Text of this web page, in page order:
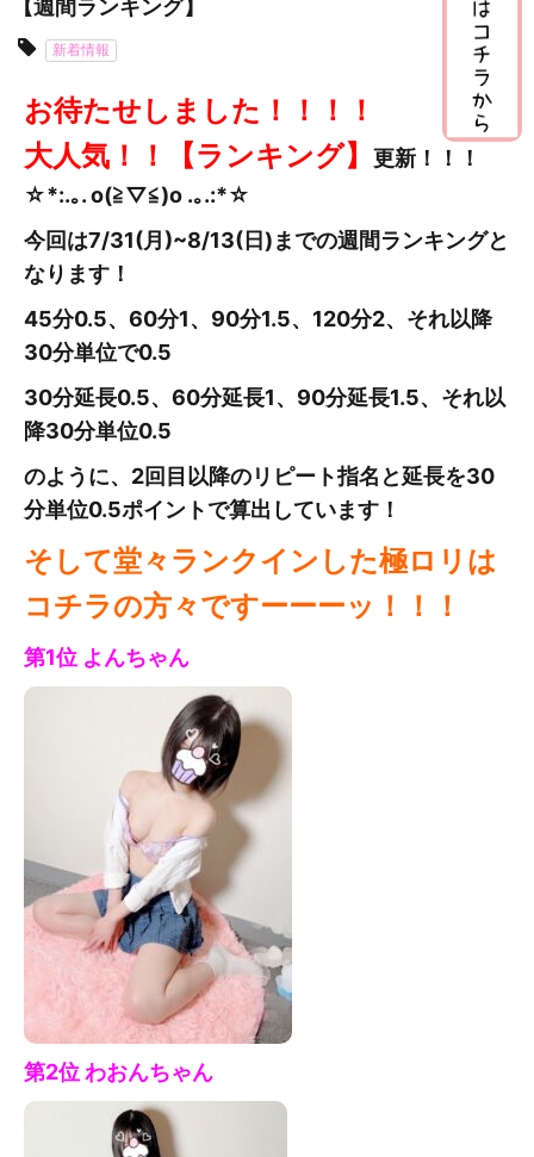
【週間ランキング】
新着情報
お待たせしました！！！！
大人気！！【ランキング】
更新 ！！！
☆*:.｡. o(≧▽≦)o .｡.:*☆
今回は7/31(月)~8/13(日)までの週間ランキングと
なります！
45分0.5、60分1、90分1.5、120分2、それ以降
30分単位で0.5
30分延長0.5、60分延長1、90分延長1.5、それ以
降30分単位0.5
のように、2回目以降のリピート指名と延長を30
分単位0.5ポイントで算出しています！
そして堂々ランクインした極ロリは
コチラの方々ですーーーッ！！！
第1位 よんちゃん
第2位わおんちゃん